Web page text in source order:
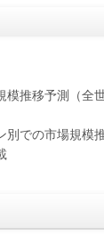
推移予測（全
での市場規模